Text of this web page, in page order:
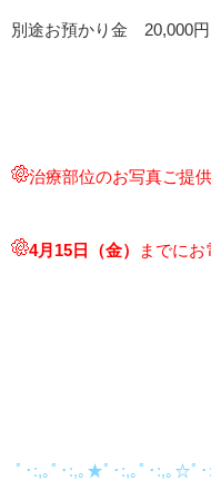
別途お預かり金 20,000円
治療部位のお写真ご提
4月15 日（金） までに
ﾟ･:,｡ﾟ･:,｡★ﾟ･:,｡ﾟ･:,｡☆ﾟ